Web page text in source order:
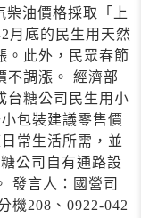
柴油價格採取「上
月底的民生用天然
。此外，民眾春節
不調漲。 經濟部
台糖公司民生用小
包裝建議零售價
常生活所需，並
公司自有通路設
發言人：國營司
機208、0922-042